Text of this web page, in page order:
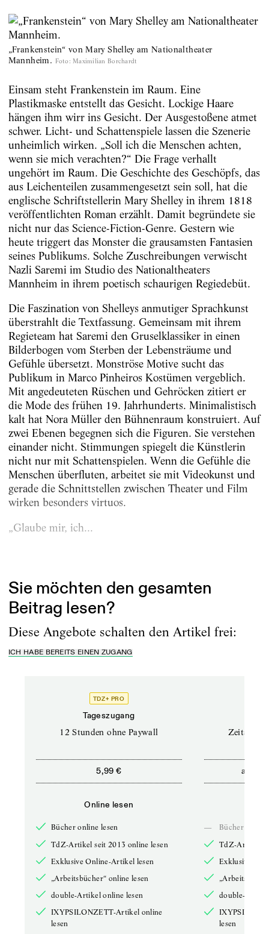
„Frankenstein“ von Mary Shelley am Nationaltheater
Mannheim. Foto: Maximilian Borchardt
Einsam steht Frankenstein im Raum. Eine
Plastikmaske entstellt das Gesicht. Lockige Haare
hängen ihm wirr ins Gesicht. Der Ausgestoßene atmet
schwer. Licht- und Schattenspiele lassen die Szenerie
unheimlich wirken. „Soll ich die Menschen achten,
wenn sie mich verachten?“ Die Frage verhallt
ungehört im Raum. Die Geschichte des Geschöpfs, das
aus Leichenteilen zusammengesetzt sein soll, hat die
englische Schriftstellerin Mary Shelley in ihrem 1818
veröffentlichten Roman erzählt. Damit begründete sie
nicht nur das Science-Fiction-Genre. Gestern wie
heute triggert das Monster die grausamsten Fantasien
seines Publikums. Solche Zuschreibungen verwischt
Nazli Saremi im Studio des Nationaltheaters
Mannheim in ihrem poetisch schaurigen Regiedebüt.
Die Faszination von Shelleys anmutiger Sprachkunst
überstrahlt die Textfassung. Gemeinsam mit ihrem
Regieteam hat Saremi den Gruselklassiker in einen
Bilderbogen vom Sterben der Lebensträume und
Gefühle übersetzt. Monströse Motive sucht das
Publikum in Marco Pinheiros Kostümen vergeblich.
Mit angedeuteten Rüschen und Gehröcken zitiert er
die Mode des frühen 19. Jahrhunderts. Minimalistisch
kalt hat Nora Müller den Bühnenraum konstruiert. Auf
zwei Ebenen begegnen sich die Figuren. Sie verstehen
einander nicht. Stimmungen spiegelt die Künstlerin
nicht nur mit Schattenspielen. Wenn die Gefühle die
Menschen überfluten, arbeitet sie mit Videokunst und
gerade die Schnittstellen zwischen Theater und Film
wirken besonders virtuos.
„Glaube mir, ich...
Sie möchten den gesamten
Beitrag lesen?
Diese Angebote schalten den Artikel frei:
ICH HABE BEREITS EINEN ZUGANG
TDZ+ PRO
Tageszugang
12 Stunden ohne Paywall
5,99 €
Online lesen
Bücher online lesen
TdZ-Artikel seit 2013 online lesen
Exklusive Online-Artikel lesen
„Arbeitsbücher“ online lesen
double-Artikel online lesen
IXYPSILONZETT-Artikel online
lesen
ab
—
Bücher online
TdZ-Artikel
Exklusive
double-
lesen